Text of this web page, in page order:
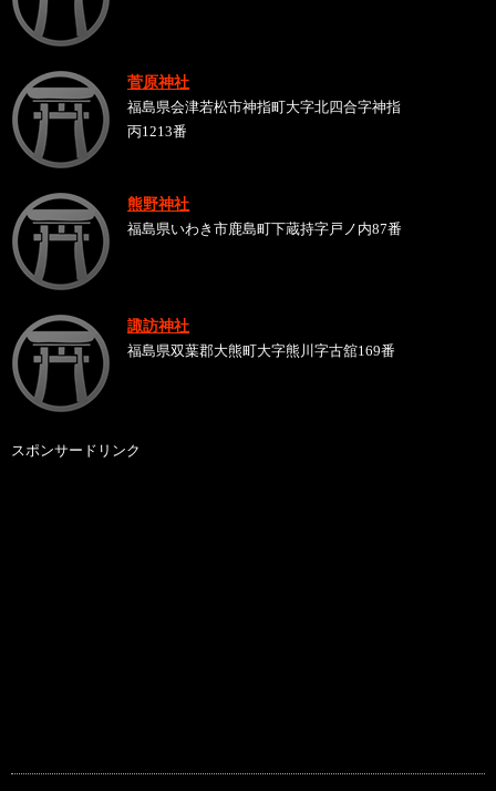
菅原神社
福島県会津若松市神指町大字北四合字神指
丙1213番
熊野神社
福島県いわき市鹿島町下蔵持字戸ノ内87番
諏訪神社
福島県双葉郡大熊町大字熊川字古舘169番
スポンサードリンク